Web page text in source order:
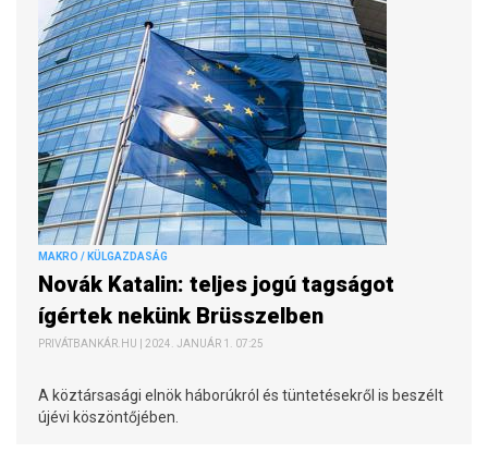
MAKRO / KÜLGAZDASÁG
Novák Katalin: teljes jogú tagságot
ígértek nekünk Brüsszelben
PRIVÁTBANKÁR.HU | 2024. JANUÁR 1. 07:25
A köztársasági elnök háborúkról és tüntetésekről is beszélt
újévi köszöntőjében.